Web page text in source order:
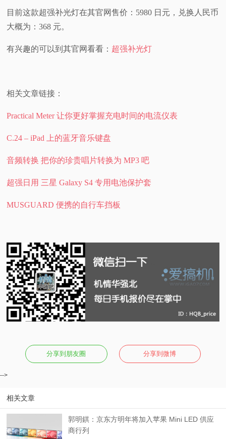
目前这款超强补光灯在其官网售价：5980 日元，兑换人民币
大概为：368 元。
有兴趣的可以到其官网看看： 超强补光灯
相关文章链接：
Practical Meter 让你更好掌握充电时间的电流仪表
C.24 – iPad 上的蓝牙音乐键盘
音频转换 把你的珍贵唱片转换为 MP3 吧
超强日用 三星 Galaxy S4 专用电池保护套
MUSGUARD 便携的自行车挡板
分享到朋友圈 分享到微博
-->
相关文章
郭明錤：京东方明年将加入苹果 Mini LED 供应
商行列